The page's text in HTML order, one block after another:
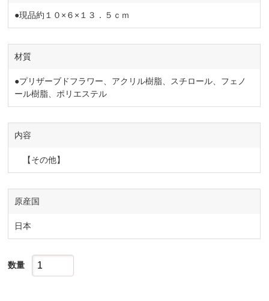
●現品約１０×６×１３．５ｃｍ
材質
●プリザーブドフラワー、アクリル樹脂、スチロール、フェノ
ール樹脂、ポリエステル
内容
【その他】
原産国
日本
数量